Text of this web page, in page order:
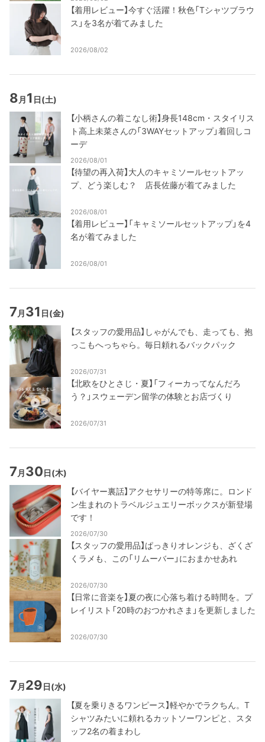
【着用レビュー】今すぐ活躍！秋色「Tシャツブラウ
ス」を3名が着てみました
2026/08/02
8 月1 日(土)
【小柄さんの着こなし術】身長148cm・スタイリス
ト高上未菜さんの「3WAYセットアップ」着回しコ
ーデ
2026/08/01
【待望の再入荷】大人のキャミソールセットアッ
プ、どう楽しむ？ 店長佐藤が着てみました
2026/08/01
【着用レビュー】「キャミソールセットアップ」を4
名が着てみました
2026/08/01
7 月31 日(金)
【スタッフの愛用品】しゃがんでも、走っても、抱
っこもへっちゃら。毎日頼れるバックパック
2026/07/31
【北欧をひとさじ・夏】「フィーカってなんだろ
う？」スウェーデン留学の体験とお店づくり
2026/07/31
7 月30日(木)
【バイヤー裏話】アクセサリーの特等席に。ロンド
ン生まれのトラベルジュエリーボックスが新登場
です！
2026/07/30
【スタッフの愛用品】ぱっきりオレンジも、ざくざ
くラメも、この「リムーバー」におまかせあれ
2026/07/30
【日常に音楽を】夏の夜に心落ち着ける時間を。プ
レイリスト「20時のおつかれさま」を更新しました
2026/07/30
7 月29日(水)
【夏を乗りきるワンピース】軽やかでラクちん。T
シャツみたいに頼れるカットソーワンピと、スタ
ッフ2名の着まわし